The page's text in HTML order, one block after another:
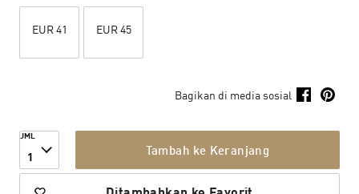
EUR 41 EUR 45
Bagikan di media sosial
JML
1 Tambah ke Keranjang